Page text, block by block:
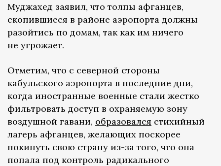
Муджахед заявил, что толпы афганцев,
скопившиеся в районе аэропорта должны
разойтись по домам, так как им ничего
не угрожает.
Отметим, что с северной стороны
кабульского аэропорта в последние дни,
когда иностранные военные стали жестко
фильтровать доступ в охраняемую зону
воздушной гавани, образовался стихийный
лагерь афганцев, желающих поскорее
покинуть свою страну из-за того, что она
попала под контроль радикального